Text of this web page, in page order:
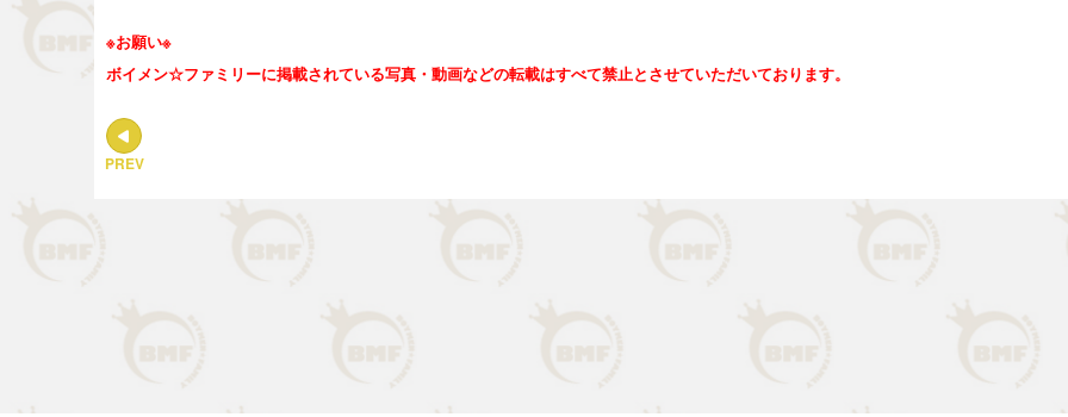
※お願い※
ボイメン☆ファミリーに掲載されている写真・動画などの転載はすべて禁止とさせていただいております。
PREV